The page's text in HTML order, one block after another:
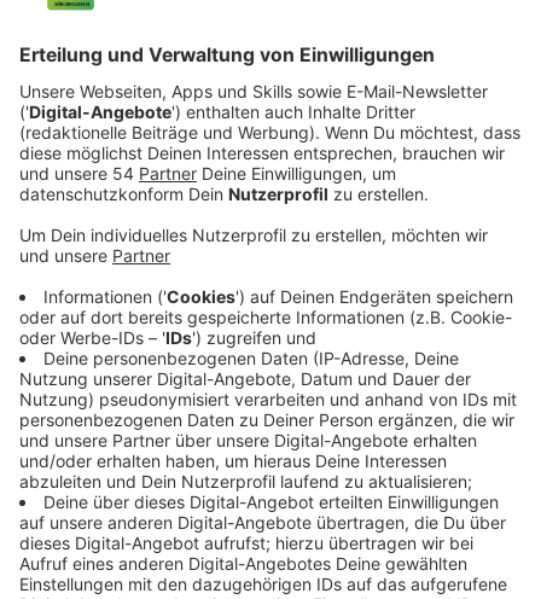
Anzeige
Vor ihren Reportagen zittern die größten Unternehmen
und Institutionen, denn sie fördert die dunkelsten
Geheimnisse der Macher hinter den Organisationen
zutage. Doch auch Catherine hat ein düsteres
Geheimnis, das plötzlich droht, offenbart zu werden.
Eines Tages findet sie auf ihrem Nachttisch einen
Roman vor, der sofort ihre Aufmerksamkeit erweckt.
Schon nach wenigen Seiten muss sie realisieren, dass
sie selber eine Schlüsselrolle in diesem Roman spielt.
Und: Ein über 20 Jahre altes Geheimnis aus ihrer
Vergangenheit ist in dem Buch niedergeschrieben. Ein
Geheimnis, dass sie nie jemanden anvertraut hat. Der
Roman endet mit einem Schock für Catherine. Denn
auf den letzten Seiten erwartet sie ihr eigener Tod.
Streaming-Dienst: Apple TV+